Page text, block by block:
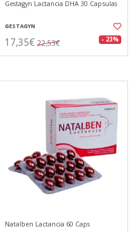
Gestagyn Lactancia DHA 30 Capsulas
GESTAGYN
17,35€ 22,53€ - 23%
Natalben Lactancia 60 Caps